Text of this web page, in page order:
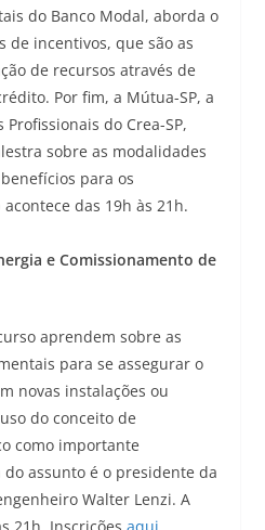
do Banco Modal, aborda o
de incentivos, que são as
de recursos através de
Por fim, a Mútua-SP, a
do Crea-SP,
sobre as modalidades
para os
das 19h às 21h.
e Comissionamento de
aprendem sobre as
para se assegurar o
novas instalações ou
do conceito de
como importante
assunto é o presidente da
Walter Lenzi. A
21h. Inscrições aqui